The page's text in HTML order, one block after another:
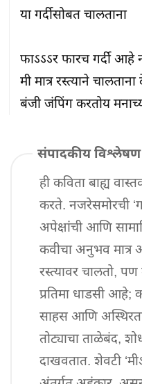
या गर्दीसोबत चालताना
फाऽऽऽर फारच गर्दी आहे
मी मात्र रस्त्याने
बंजी जंपिंग करतोय
संपादकीय विश्लेषण
ही कविता बाह्य
करते. नजरेसमोरची
अपेक्षांची आणि
कवीचा अनुभव
रस्त्यावर चालतो,
प्रतिमा धाडसी
साहस आणि
तोट्याचा ताळेबंद,
दाखवतात. शेवटी